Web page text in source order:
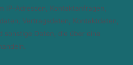
IP-Adressen, Kontaktanfragen,
Vertragsdaten, Kontaktdaten,
sonstige Daten, die über eine